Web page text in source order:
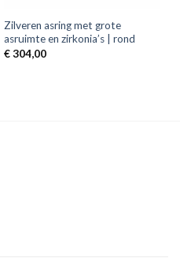
Zilveren asring met grote
asruimte en zirkonia’s | rond
€304,00